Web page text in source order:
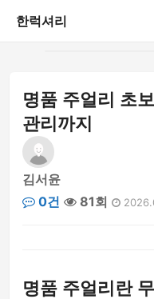
한럭셔리
프리미엄 라이프스타일
명품 주얼리 초
관리까지
김서윤
0건
81회
명품 주얼리란